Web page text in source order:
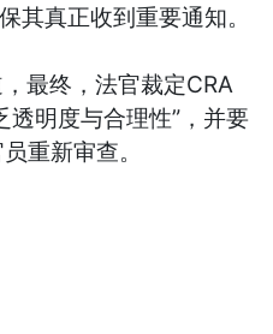
其真正收到重要通知。
最终，法官裁定CRA
透明度与合理性”，并要
重新审查。